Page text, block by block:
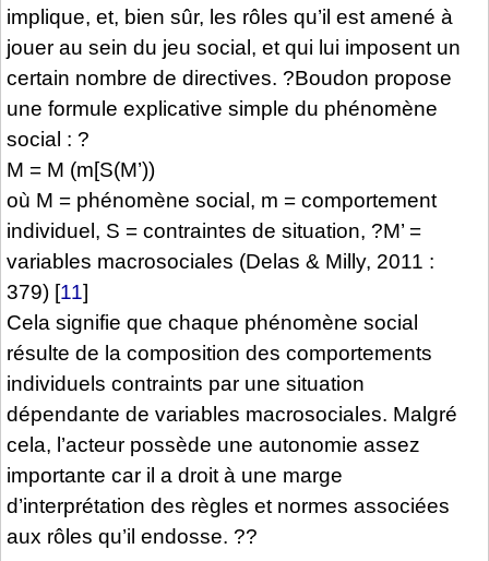
implique, et, bien sûr, les rôles qu’il est amené à
jouer au sein du jeu social, et qui lui imposent un
certain nombre de directives. ?Boudon propose
une formule explicative simple du phénomène
social : ?
M = M (m[S(M’))
où M = phénomène social, m = comportement
individuel, S = contraintes de situation, ?M’ =
variables macrosociales (Delas & Milly, 2011 :
379) [11]
Cela signifie que chaque phénomène social
résulte de la composition des comportements
individuels contraints par une situation
dépendante de variables macrosociales. Malgré
cela, l’acteur possède une autonomie assez
importante car il a droit à une marge
d’interprétation des règles et normes associées
aux rôles qu’il endosse. ??